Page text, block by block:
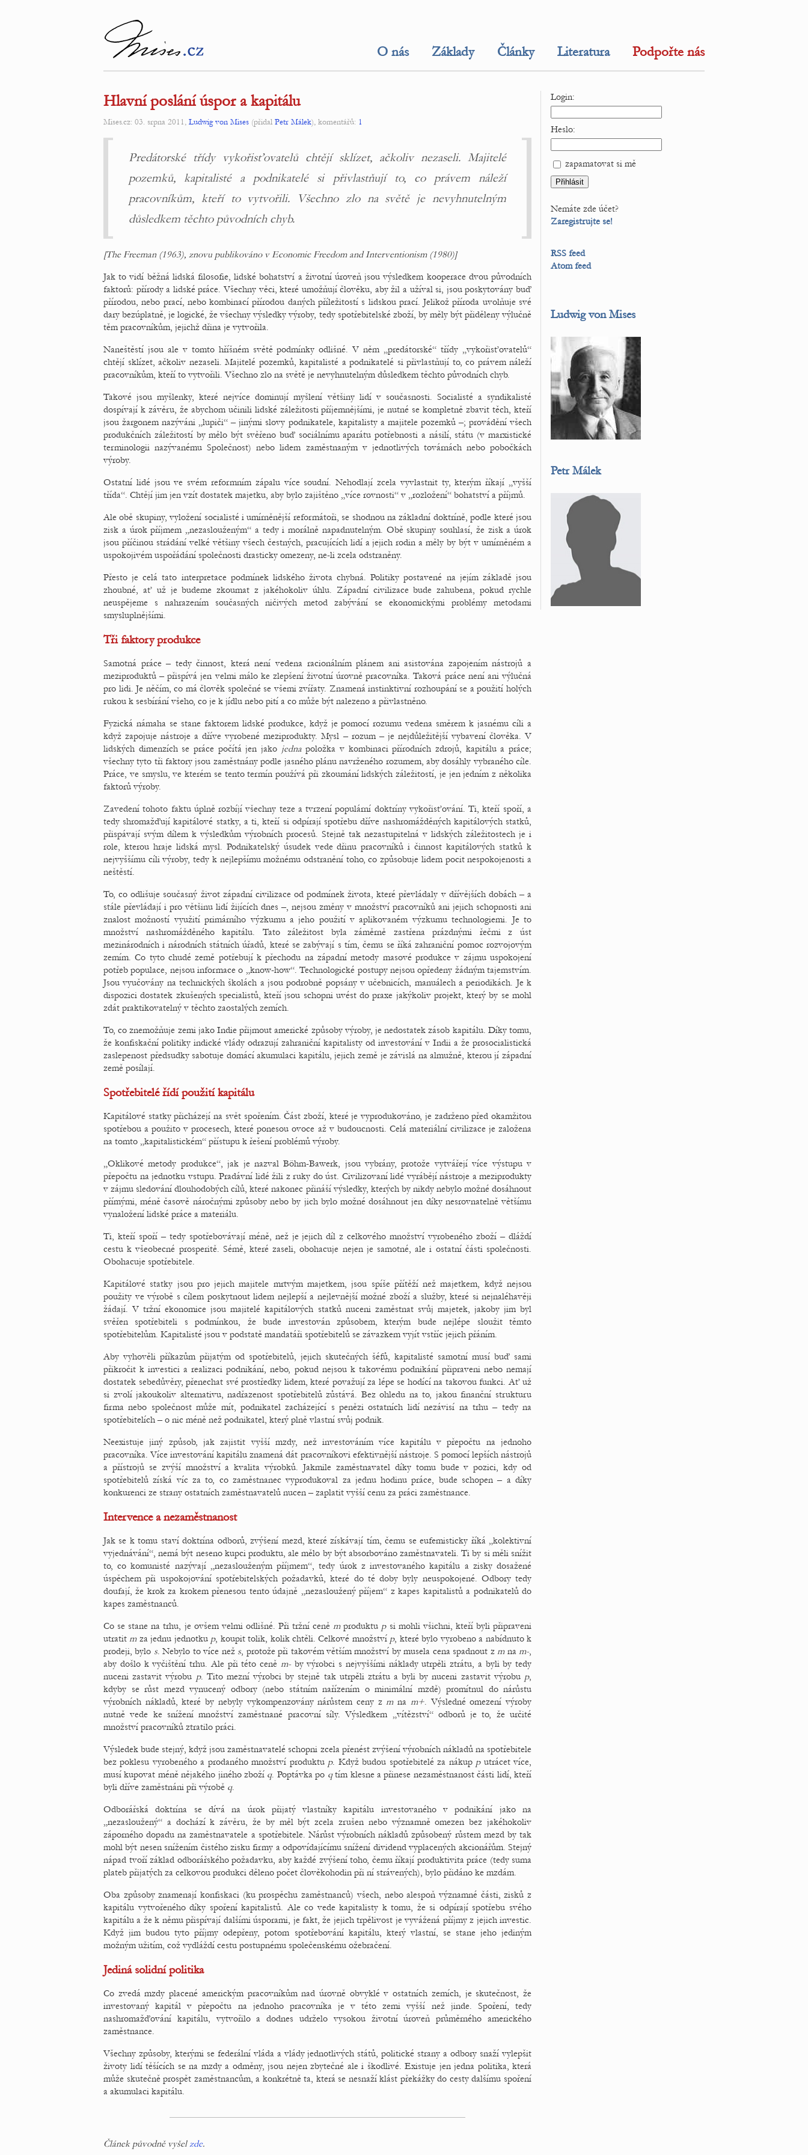
O nás Základy Články Literatura Podpořte nás
Hlavní poslání úspor a kapitálu
Mises.cz: 03. srpna 2011, Ludwig von Mises (přidal Petr Málek), komentářů: 1
Predátorské třídy vykořisťovatelů chtějí sklízet, ačkoliv nezaseli. Majitelé
pozemků, kapitalisté a podnikatelé si přivlastňují to, co právem náleží
pracovníkům, kteří to vytvořili. Všechno zlo na světě je nevyhnutelným
důsledkem těchto původních chyb.
[The Freeman (1963), znovu publikováno v Economic Freedom and Interventionism (1980)]
Jak to vidí běžná lidská filosofie, lidské bohatství a životní úroveň jsou výsledkem kooperace dvou původních
faktorů: přírody a lidské práce. Všechny věci, které umožňují člověku, aby žil a užíval si, jsou poskytovány buď
přírodou, nebo prací, nebo kombinací přírodou daných příležitostí s lidskou prací. Jelikož příroda uvolňuje své
dary bezúplatně, je logické, že všechny výsledky výroby, tedy spotřebitelské zboží, by měly být přiděleny výlučně
těm pracovníkům, jejichž dřina je vytvořila.
Naneštěstí jsou ale v tomto hříšném světě podmínky odlišné. V něm „predátorské“ třídy „vykořisťovatelů“
chtějí sklízet, ačkoliv nezaseli. Majitelé pozemků, kapitalisté a podnikatelé si přivlastňují to, co právem náleží
pracovníkům, kteří to vytvořili. Všechno zlo na světě je nevyhnutelným důsledkem těchto původních chyb.
Takové jsou myšlenky, které nejvíce dominují myšlení většiny lidí v současnosti. Socialisté a syndikalisté
dospívají k závěru, že abychom učinili lidské záležitosti příjemnějšími, je nutné se kompletně zbavit těch, kteří
jsou žargonem nazýváni „lupiči“ – jinými slovy podnikatele, kapitalisty a majitele pozemků –; provádění všech
produkčních záležitostí by mělo být svěřeno buď sociálnímu aparátu potřebnosti a násilí, státu (v marxistické
terminologii nazývanému Společnost) nebo lidem zaměstnaným v jednotlivých továrnách nebo pobočkách
výroby.
Ostatní lidé jsou ve svém reformním zápalu více soudní. Nehodlají zcela vyvlastnit ty, kterým říkají „vyšší
třída“. Chtějí jim jen vzít dostatek majetku, aby bylo zajištěno „více rovnosti“ v „rozložení“ bohatství a příjmů.
Ale obě skupiny, vyložení socialisté i umírněnější reformátoři, se shodnou na základní doktríně, podle které jsou
zisk a úrok příjmem „nezaslouženým“ a tedy i morálně napadnutelným. Obě skupiny souhlasí, že zisk a úrok
jsou příčinou strádání velké většiny všech čestných, pracujících lidí a jejich rodin a měly by být v umírněném a
uspokojivém uspořádání společnosti drasticky omezeny, ne-li zcela odstraněny.
Přesto je celá tato interpretace podmínek lidského života chybná. Politiky postavené na jejím základě jsou
zhoubné, ať už je budeme zkoumat z jakéhokoliv úhlu. Západní civilizace bude zahubena, pokud rychle
neuspějeme s nahrazením současných ničivých metod zabývání se ekonomickými problémy metodami
smysluplnějšími.
Tři faktory produkce
Samotná práce – tedy činnost, která není vedena racionálním plánem ani asistována zapojením nástrojů a
meziproduktů – přispívá jen velmi málo ke zlepšení životní úrovně pracovníka. Taková práce není ani výlučná
pro lidi. Je něčím, co má člověk společné se všemi zvířaty. Znamená instinktivní rozhoupání se a použití holých
rukou k sesbírání všeho, co je k jídlu nebo pití a co může být nalezeno a přivlastněno.
Fyzická námaha se stane faktorem lidské produkce, když je pomocí rozumu vedena směrem k jasnému cíli a
když zapojuje nástroje a dříve vyrobené meziprodukty. Mysl – rozum – je nejdůležitější vybavení člověka. V
lidských dimenzích se práce počítá jen jako jednapoložka v kombinaci přírodních zdrojů, kapitálu a práce;
všechny tyto tři faktory jsou zaměstnány podle jasného plánu navrženého rozumem, aby dosáhly vybraného cíle.
Práce, ve smyslu, ve kterém se tento termín používá při zkoumání lidských záležitostí, je jen jedním z několika
faktorů výroby.
Zavedení tohoto faktu úplně rozbíjí všechny teze a tvrzení populární doktríny vykořisťování. Ti, kteří spoří, a
tedy shromažďují kapitálové statky, a ti, kteří si odpírají spotřebu dříve nashromážděných kapitálových statků,
přispávají svým dílem k výsledkům výrobních procesů. Stejně tak nezastupitelná v lidských záležitostech je i
role, kterou hraje lidská mysl. Podnikatelský úsudek vede dřinu pracovníků i činnost kapitálových statků k
nejvyššímu cíli výroby, tedy k nejlepšímu možnému odstranění toho, co způsobuje lidem pocit nespokojenosti a
neštěstí.
To, co odlišuje současný život západní civilizace od podmínek života, které převládaly v dřívějších dobách – a
stále převládají i pro většinu lidí žijících dnes –, nejsou změny v množství pracovníků ani jejich schopnosti ani
znalost možností využití primárního výzkumu a jeho použití v aplikovaném výzkumu technologiemi. Je to
množství nashromážděného kapitálu. Tato záležitost byla záměrně zastřena prázdnými řečmi z úst
mezinárodních i národních státních úřadů, které se zabývají s tím, čemu se říká zahraniční pomoc rozvojovým
zemím. Co tyto chudé země potřebují k přechodu na západní metody masové produkce v zájmu uspokojení
potřeb populace, nejsou informace o „know-how“. Technologické postupy nejsou opředeny žádným tajemstvím.
Jsou vyučovány na technických školách a jsou podrobně popsány v učebnicích, manuálech a periodikách. Je k
dispozici dostatek zkušených specialistů, kteří jsou schopni uvést do praxe jakýkoliv projekt, který by se mohl
zdát praktikovatelný v těchto zaostalých zemích.
To, co znemožňuje zemi jako Indie přijmout americké způsoby výroby, je nedostatek zásob kapitálu. Díky tomu,
že konfiskační politiky indické vlády odrazují zahraniční kapitalisty od investování v Indii a že prosocialistická
zaslepenost předsudky sabotuje domácí akumulaci kapitálu, jejich země je závislá na almužně, kterou jí západní
země posílají.
Spotřebitelé řídí použití kapitálu
Kapitálové statky přicházejí na svět spořením. Část zboží, které je vyprodukováno, je zadrženo před okamžitou
spotřebou a použito v procesech, které ponesou ovoce až v budoucnosti. Celá materiální civilizace je založena
na tomto „kapitalistickém“ přístupu k řešení problémů výroby.
„Oklikové metody produkce“, jak je nazval Böhm-Bawerk, jsou vybrány, protože vytvářejí více výstupu v
přepočtu na jednotku vstupu. Pradávní lidé žili z ruky do úst. Civilizovaní lidé vyrábějí nástroje a meziprodukty
v zájmu sledování dlouhodobých cílů, které nakonec přináší výsledky, kterých by nikdy nebylo možné dosáhnout
přímými, méně časově náročnými způsoby nebo by jich bylo možné dosáhnout jen díky nesrovnatelně většímu
vynaložení lidské práce a materiálu.
Ti, kteří spoří – tedy spotřebovávají méně, než je jejich díl z celkového množství vyrobeného zboží – dláždí
cestu k všeobecné prosperitě. Sémě, které zaseli, obohacuje nejen je samotné, ale i ostatní části společnosti.
Obohacuje spotřebitele.
Kapitálové statky jsou pro jejich majitele mrtvým majetkem, jsou spíše přítěží než majetkem, když nejsou
použity ve výrobě s cílem poskytnout lidem nejlepší a nejlevnější možné zboží a služby, které si nejnaléhavěji
žádají. V tržní ekonomice jsou majitelé kapitálových statků nuceni zaměstnat svůj majetek, jakoby jim byl
svěřen spotřebiteli s podmínkou, že bude investován způsobem, kterým bude nejlépe sloužit těmto
spotřebitelům. Kapitalisté jsou v podstatě mandatáři spotřebitelů se závazkem vyjít vstříc jejich přáním.
Aby vyhověli příkazům přijatým od spotřebitelů, jejich skutečných šéfů, kapitalisté samotní musí buď sami
přikročit k investici a realizaci podnikání, nebo, pokud nejsou k takovému podnikání připraveni nebo nemají
dostatek sebedůvěry, přenechat své prostředky lidem, které považují za lépe se hodící na takovou funkci. Ať už
si zvolí jakoukoliv alternativu, nadřazenost spotřebitelů zůstává. Bez ohledu na to, jakou finanční strukturu
firma nebo společnost může mít, podnikatel zacházející s penězi ostatních lidí nezávisí na trhu – tedy na
spotřebitelích – o nic méně než podnikatel, který plně vlastní svůj podnik.
Neexistuje jiný způsob, jak zajistit vyšší mzdy, než investováním více kapitálu v přepočtu na jednoho
pracovníka. Více investování kapitálu znamená dát pracovníkovi efektivnější nástroje. S pomocí lepších nástrojů
a přístrojů se zvýší množství a kvalita výrobků. Jakmile zaměstnavatel díky tomu bude v pozici, kdy od
spotřebitelů získá víc za to, co zaměstnanec vyprodukoval za jednu hodinu práce, bude schopen – a díky
konkurenci ze strany ostatních zaměstnavatelů nucen – zaplatit vyšší cenu za práci zaměstnance.
Intervence a nezaměstnanost
Jak se k tomu staví doktrína odborů, zvýšení mezd, které získávají tím, čemu se eufemisticky říká „kolektivní
vyjednávání“, nemá být neseno kupci produktu, ale mělo by být absorbováno zaměstnavateli. Ti by si měli snížit
to, co komunisté nazývají „nezaslouženým příjmem“, tedy úrok z investovaného kapitálu a zisky dosažené
úspěchem při uspokojování spotřebitelských požadavků, které do té doby byly neuspokojené. Odbory tedy
doufají, že krok za krokem přenesou tento údajně „nezasloužený příjem“ z kapes kapitalistů a podnikatelů do
kapes zaměstnanců.
Co se stane na trhu, je ovšem velmi odlišné. Při tržní ceněmproduktu psi mohli všichni, kteří byli připraveni
utratitmza jednu jednotku p, koupit tolik, kolik chtěli. Celkové množství p, které bylo vyrobeno a nabídnuto k
prodeji, bylo s. Nebylo to více než s, protože při takovém větším množství by musela cena spadnout zmnam-,
aby došlo k vyčištění trhu. Ale při této ceně m-by výrobci s nejvyššími náklady utrpěli ztrátu, a byli by tedy
nuceni zastavit výrobu p. Tito mezní výrobci by stejně tak utrpěli ztrátu a byli by nuceni zastavit výrobu p,
kdyby se růst mezd vynucený odbory (nebo státním nařízením o minimální mzdě) promítnul do nárůstu
výrobních nákladů, které by nebyly vykompenzovány nárůstem ceny zmna m+. Výsledné omezení výroby
nutně vede ke snížení množství zaměstnané pracovní síly. Výsledkem „vítězství“ odborů je to, že určité
množství pracovníků ztratilo práci.
Výsledek bude stejný, když jsou zaměstnavatelé schopni zcela přenést zvýšení výrobních nákladů na spotřebitele
bez poklesu vyrobeného a prodaného množství produktu p. Když budou spotřebitelé za nákup putrácet více,
musí kupovat méně nějakého jiného zboží q. Poptávka po qtím klesne a přinese nezaměstnanost části lidí, kteří
byli dříve zaměstnáni při výrobě q.
Odborářská doktrína se dívá na úrok přijatý vlastníky kapitálu investovaného v podnikání jako na
„nezasloužený“ a dochází k závěru, že by měl být zcela zrušen nebo významně omezen bez jakéhokoliv
záporného dopadu na zaměstnavatele a spotřebitele. Nárůst výrobních nákladů způsobený růstem mezd by tak
mohl být nesen snížením čistého zisku firmy a odpovídajícímu snížení dividend vyplacených akcionářům. Stejný
nápad tvoří základ odborářského požadavku, aby každé zvýšení toho, čemu říkají produktivita práce (tedy suma
plateb přijatých za celkovou produkci děleno počet člověkohodin při ní strávených), bylo přidáno ke mzdám.
Oba způsoby znamenají konfiskaci (ku prospěchu zaměstnanců) všech, nebo alespoň významné části, zisků z
kapitálu vytvořeného díky spoření kapitalistů. Ale co vede kapitalisty k tomu, že si odpírají spotřebu svého
kapitálu a že k němu přispívají dalšími úsporami, je fakt, že jejich trpělivost je vyvážená příjmy z jejich investic.
Když jim budou tyto příjmy odepřeny, potom spotřebování kapitálu, který vlastní, se stane jeho jediným
možným užitím, což vydláždí cestu postupnému společenskému ožebračení.
Jediná solidní politika
Co zvedá mzdy placené americkým pracovníkům nad úrovně obvyklé v ostatních zemích, je skutečnost, že
investovaný kapitál v přepočtu na jednoho pracovníka je v této zemi vyšší než jinde. Spoření, tedy
nashromažďování kapitálu, vytvořilo a dodnes udrželo vysokou životní úroveň průměrného amerického
zaměstnance.
Všechny způsoby, kterými se federální vláda a vlády jednotlivých států, politické strany a odbory snaží vylepšit
životy lidí těšících se na mzdy a odměny, jsou nejen zbytečné ale i škodlivé. Existuje jen jedna politika, která
může skutečně prospět zaměstnancům, a konkrétně ta, která se nesnaží klást překážky do cesty dalšímu spoření
a akumulaci kapitálu.
Článek původně vyšelzde.
Login:
Heslo:
zapamatovat si mě
Nemáte zde účet?
Zaregistrujte se!
RSS feed
Atom feed
Ludwig von Mises
Petr Málek